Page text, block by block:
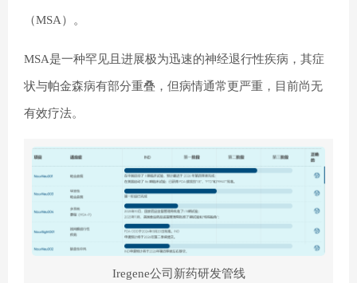
（MSA）。
MSA是一种罕见且进展极为迅速的神经退行性疾病，其症
状与帕金森病有部分重叠，但病情通常更严重，目前尚无
有效疗法。
Iregene公司新药研发管线